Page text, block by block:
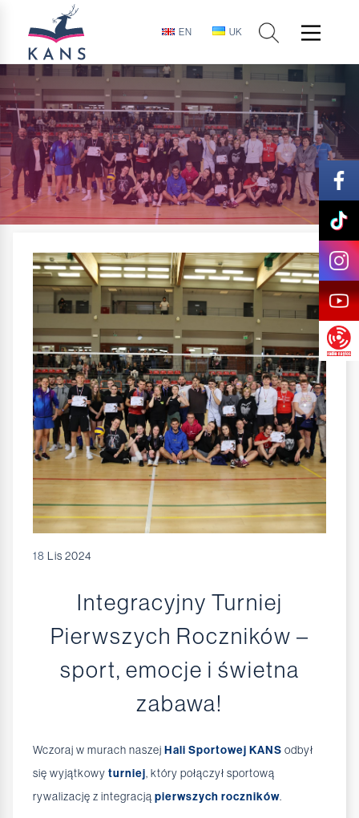
EN UK
18 Lis 2024
Integracyjny Turniej
Pierwszych Roczników –
sport, emocje i świetna
zabawa!
Wczoraj w murach naszej Hali Sportowej KANS odbył
się wyjątkowy turniej, który połączył sportową
rywalizację z integracją pierwszych roczników.